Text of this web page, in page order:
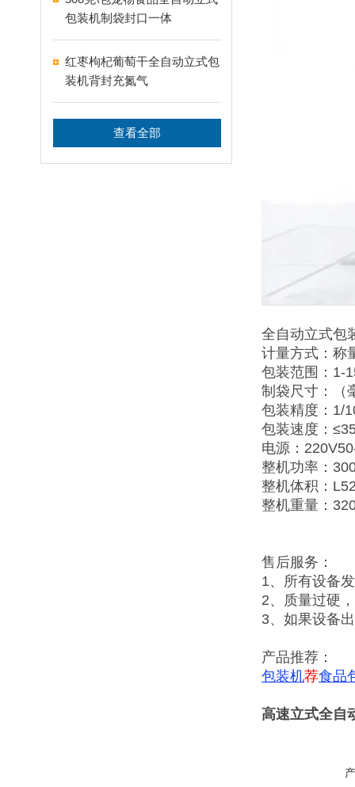
包装机制袋封口一体
红枣枸杞葡萄干全自动立式包
装机背封充氮气
查看全部
全自动立式包
计量方式：称
包装范围：1-
制袋尺寸：（
包装精度：1/
包装速度：
电源：
整机功率：
整机体积：
整机重量：
售后服务：
1、所有设备
2、质量过硬
3、如果设备
产品推荐：
包装机荐食品
高速立式全自